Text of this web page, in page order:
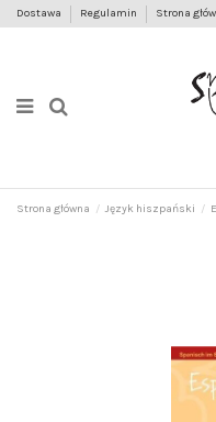
Dostawa Regulamin Strona
Strona główna Język hiszpański